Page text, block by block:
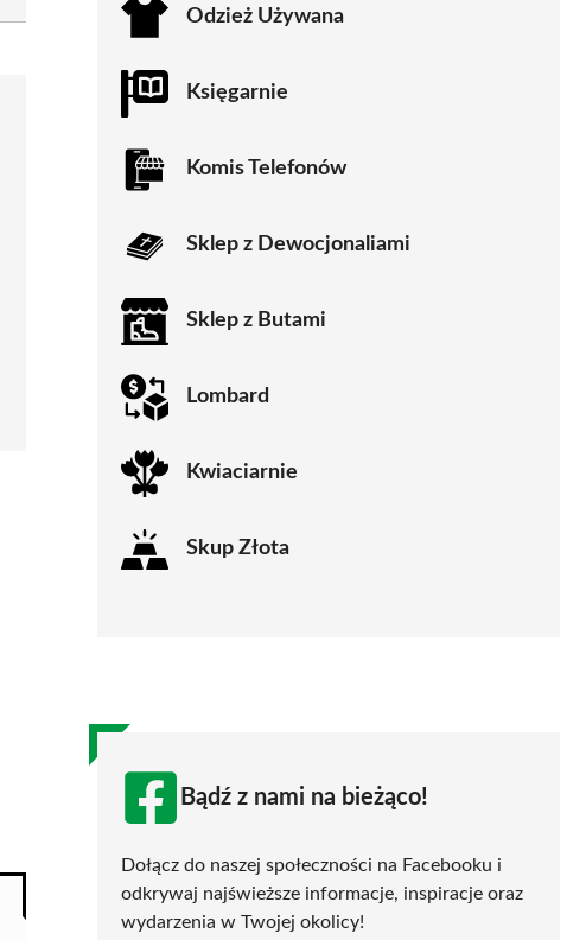
Odzież Używana
Księgarnie
Komis Telefonów
Sklep z Dewocjonaliami
Sklep z Butami
Lombard
Kwiaciarnie
Skup Złota
Bądź z nami na bieżąco!
Dołącz do naszej społeczności na Facebooku i
odkrywaj najświeższe informacje, inspiracje oraz
wydarzenia w Twojej okolicy!